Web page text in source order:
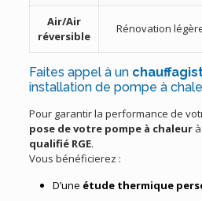
Air/Air
réversible
Rénovation
Faites appel à un
installation de pompe à
Pour garantir la performance de
pose de votre pompe à chaleurà
qualifié RGE.
Vous bénéficierez :
D’une étude thermique